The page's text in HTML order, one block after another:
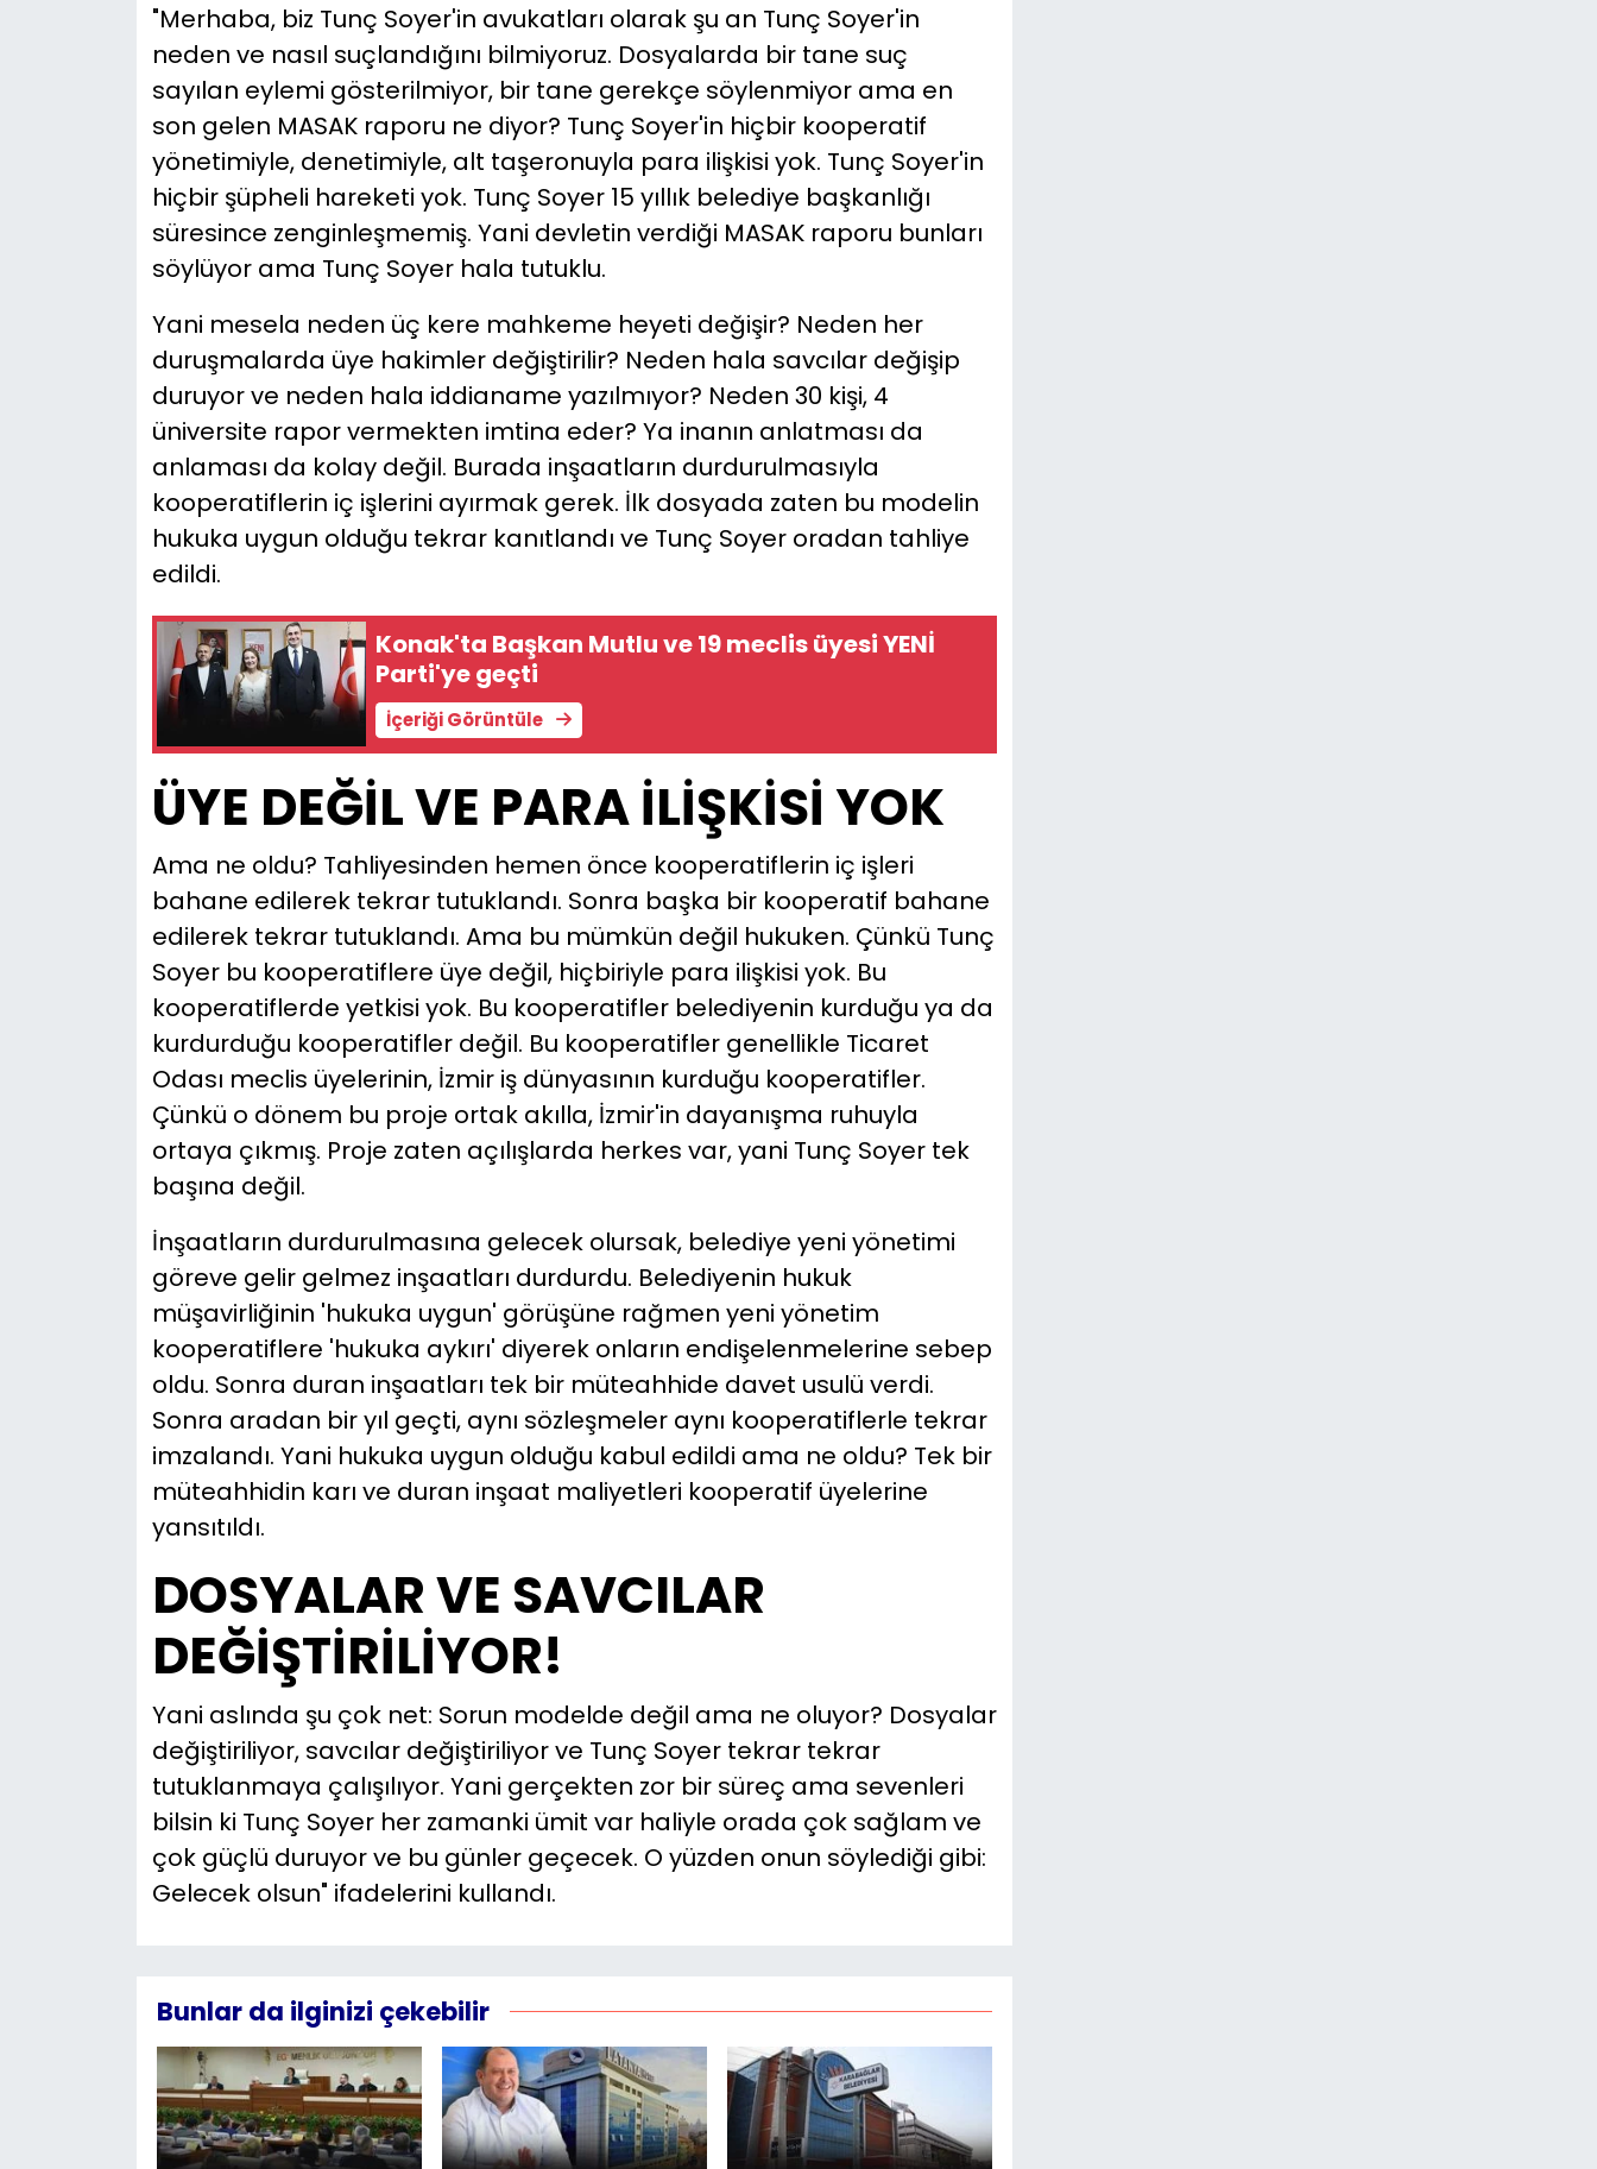
"Merhaba, biz Tunç Soyer'in avukatları olarak şu an Tunç Soyer'in
neden ve nasıl suçlandığını bilmiyoruz. Dosyalarda bir tane suç
sayılan eylemi gösterilmiyor, bir tane gerekçe söylenmiyor ama en
son gelen MASAK raporu ne diyor? Tunç Soyer'in hiçbir kooperatif
yönetimiyle, denetimiyle, alt taşeronuyla para ilişkisi yok. Tunç Soyer'in
hiçbir şüpheli hareketi yok. Tunç Soyer 15 yıllık belediye başkanlığı
süresince zenginleşmemiş. Yani devletin verdiği MASAK raporu bunları
söylüyor ama Tunç Soyer hala tutuklu.
Yani mesela neden üç kere mahkeme heyeti değişir? Neden her
duruşmalarda üye hakimler değiştirilir? Neden hala savcılar değişip
duruyor ve neden hala iddianame yazılmıyor? Neden 30 kişi, 4
üniversite rapor vermekten imtina eder? Ya inanın anlatması da
anlaması da kolay değil. Burada inşaatların durdurulmasıyla
kooperatiflerin iç işlerini ayırmak gerek. İlk dosyada zaten bu modelin
hukuka uygun olduğu tekrar kanıtlandı ve Tunç Soyer oradan tahliye
edildi.
Konak'ta Başkan Mutlu ve 19 meclis üyesi YENİ
Parti'ye geçti
İçeriği Görüntüle
ÜYE DEĞİL VE PARA İLİŞKİSİ YOK
Ama ne oldu? Tahliyesinden hemen önce kooperatiflerin iç işleri
bahane edilerek tekrar tutuklandı. Sonra başka bir kooperatif bahane
edilerek tekrar tutuklandı. Ama bu mümkün değil hukuken. Çünkü Tunç
Soyer bu kooperatiflere üye değil, hiçbiriyle para ilişkisi yok. Bu
kooperatiflerde yetkisi yok. Bu kooperatifler belediyenin kurduğu ya da
kurdurduğu kooperatifler değil. Bu kooperatifler genellikle Ticaret
Odası meclis üyelerinin, İzmir iş dünyasının kurduğu kooperatifler.
Çünkü o dönem bu proje ortak akılla, İzmir'in dayanışma ruhuyla
ortaya çıkmış. Proje zaten açılışlarda herkes var, yani Tunç Soyer tek
başına değil.
İnşaatların durdurulmasına gelecek olursak, belediye yeni yönetimi
göreve gelir gelmez inşaatları durdurdu. Belediyenin hukuk
müşavirliğinin 'hukuka uygun' görüşüne rağmen yeni yönetim
kooperatiflere 'hukuka aykırı' diyerek onların endişelenmelerine sebep
oldu. Sonra duran inşaatları tek bir müteahhide davet usulü verdi.
Sonra aradan bir yıl geçti, aynı sözleşmeler aynı kooperatiflerle tekrar
imzalandı. Yani hukuka uygun olduğu kabul edildi ama ne oldu? Tek bir
müteahhidin karı ve duran inşaat maliyetleri kooperatif üyelerine
yansıtıldı.
DOSYALAR VE SAVCILAR
DEĞİŞTİRİLİYOR!
Yani aslında şu çok net: Sorun modelde değil ama ne oluyor? Dosyalar
değiştiriliyor, savcılar değiştiriliyor ve Tunç Soyer tekrar tekrar
tutuklanmaya çalışılıyor. Yani gerçekten zor bir süreç ama sevenleri
bilsin ki Tunç Soyer her zamanki ümit var haliyle orada çok sağlam ve
çok güçlü duruyor ve bu günler geçecek. O yüzden onun söylediği gibi:
Gelecek olsun" ifadelerini kullandı.
Bunlar da ilginizi çekebilir